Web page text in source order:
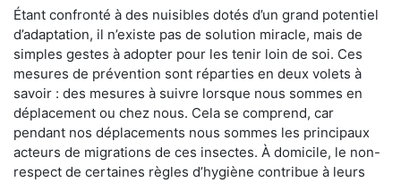
Étant confronté à des nuisibles dotés d’un grand potentiel
d’adaptation, il n’existe pas de solution miracle, mais de
simples gestes à adopter pour les tenir loin de soi. Ces
mesures de prévention sont réparties en deux volets à
savoir : des mesures à suivre lorsque nous sommes en
déplacement ou chez nous. Cela se comprend, car
pendant nos déplacements nous sommes les principaux
acteurs de migrations de ces insectes. À domicile, le non-
respect de certaines règles d’hygiène contribue à leurs